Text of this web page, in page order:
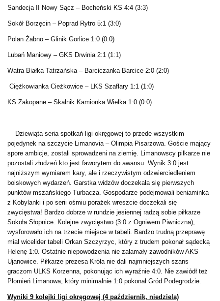
Sandecja II Nowy Sącz – Bocheński KS 4:4 (3:3)
Sokół Borzęcin – Poprad Rytro 5:1 (3:0)
Polan Żabno – Glinik Gorlice 1:0 (0:0)
Lubań Maniowy – GKS Drwinia 2:1 (1:1)
Watra Białka Tatrzańska – Barciczanka Barcice 2:0 (2:0)
Ciężkowianka Cieżkowice – LKS Szaflary 1:1 (1:0)
KS Zakopane – Skalnik Kamionka Wielka 1:0 (0:0)
Dziewiąta seria spotkań ligi okręgowej to przede wszystkim
pojedynek na szczycie Limanovia – Olimpia Pisarzowa. Goście mający
spore ambicje, zostali sprowadzeni na ziemię. Limanowscy piłkarze nie
pozostali złudzeń kto jest faworytem do awansu. Wynik 3:0 jest
najniższym wymiarem kary, ale i rzeczywistym odzwierciedleniem
boiskowych wydarzeń. Garstka widzów doczekała się pierwszych
punktów mszańskiego Turbacza. Gospodarze podejmowali beniaminka
z Kobylanki i po serii ośmiu porażek wreszcie doczekali się
zwycięstwa! Bardzo dobrze w rundzie jesiennej radzą sobie piłkarze
Sokoła Słopnice. Kolejne zwycięstwo (3:0 z Ogniwem Piwniczna),
wysforowało ich na trzecie miejsce w tabeli. Bardzo trudną przeprawę
miał wicelider tabeli Orkan Szczyrzyc, który z trudem pokonał sądecką
Helenę 1:0. Ostatnie niepowodzenia nie załamały zawodników AKS
Ujanowice. Piłkarze prezesa Króla nie dali najmniejszych szans
graczom ULKS Korzenna, pokonując ich wyraźnie 4:0. Nie zawiódł też
Płomień Limanowa, który minimalnie 1:0 pokonał Gród Podegrodzie.
Wyniki 9 kolejki ligi okręgowej (4 październik, niedziela)